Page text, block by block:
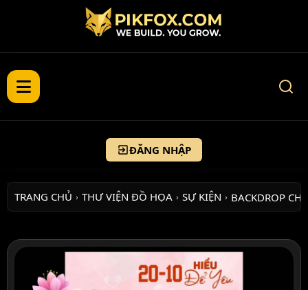
ĐĂNG NHẬP
TRANG CHỦ › THƯ VIỆN ĐỒ HỌA › SỰ KIỆN › BACKDROP